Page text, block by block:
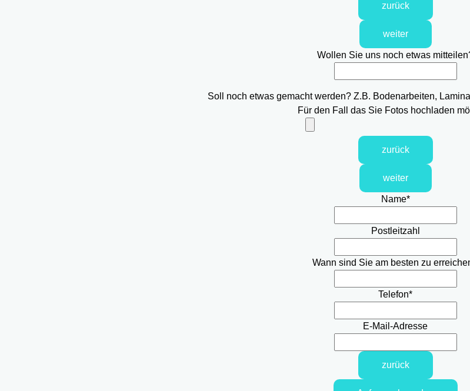
zurück
weiter
Wollen Sie uns noch etwas
Soll noch etwas gemacht werden? Z.B. Bodenarbeiten,
Für den Fall das Sie Fotos hochladen
zurück
weiter
Name*
Postleitzahl
Wann sind Sie am besten zu
Telefon*
E-Mail-Adresse
zurück